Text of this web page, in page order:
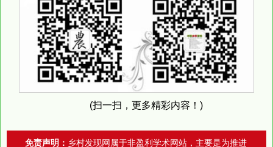
(扫一扫，更多精彩内容！)
免责声明： 乡村发现网属于非盈利学术网站，主要是为推进